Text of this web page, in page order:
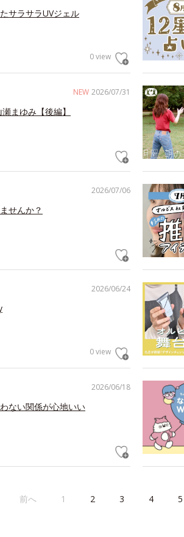
サラサラUVジェル
0 view
NEW 2026/07/31
まゆみ【後編】
2026/07/06
せんか？
2026/06/24
0 view
2026/06/18
ない関係が心地いい
前へ 1 2 3 4 5